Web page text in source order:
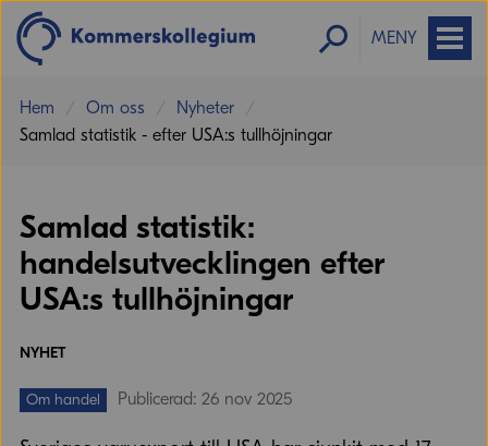
MENY
Hem Om oss
Nyheter
Samlad statistik - efter USA:s tullhöjningar
Samlad statistik:
handelsutvecklingen efter
USA:s tullhöjningar
NYHET
Om handel Publicerad: 26 nov 2025